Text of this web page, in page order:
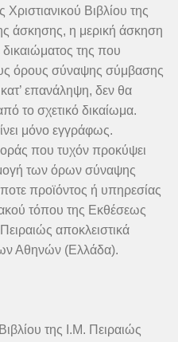
Βιβλίου της
άσκησης, η μερική άσκηση
της που
όρους σύναψης σύμβασης
επανάληψη, δεν θα
το σχετικό δικαίωμα.
μόνο εγγράφως.
που τυχόν προκύψει
των όρων σύναψης
προϊόντος ή υπηρεσίας
τόπου της Εκθέσεως
αποκλειστικά
Αθηνών (Ελλάδα).
της Ι.Μ. Πειραιώς